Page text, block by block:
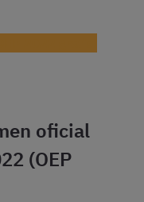
oficial
(OEP